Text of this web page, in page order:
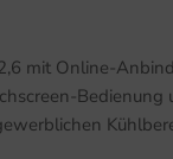
mit Online-